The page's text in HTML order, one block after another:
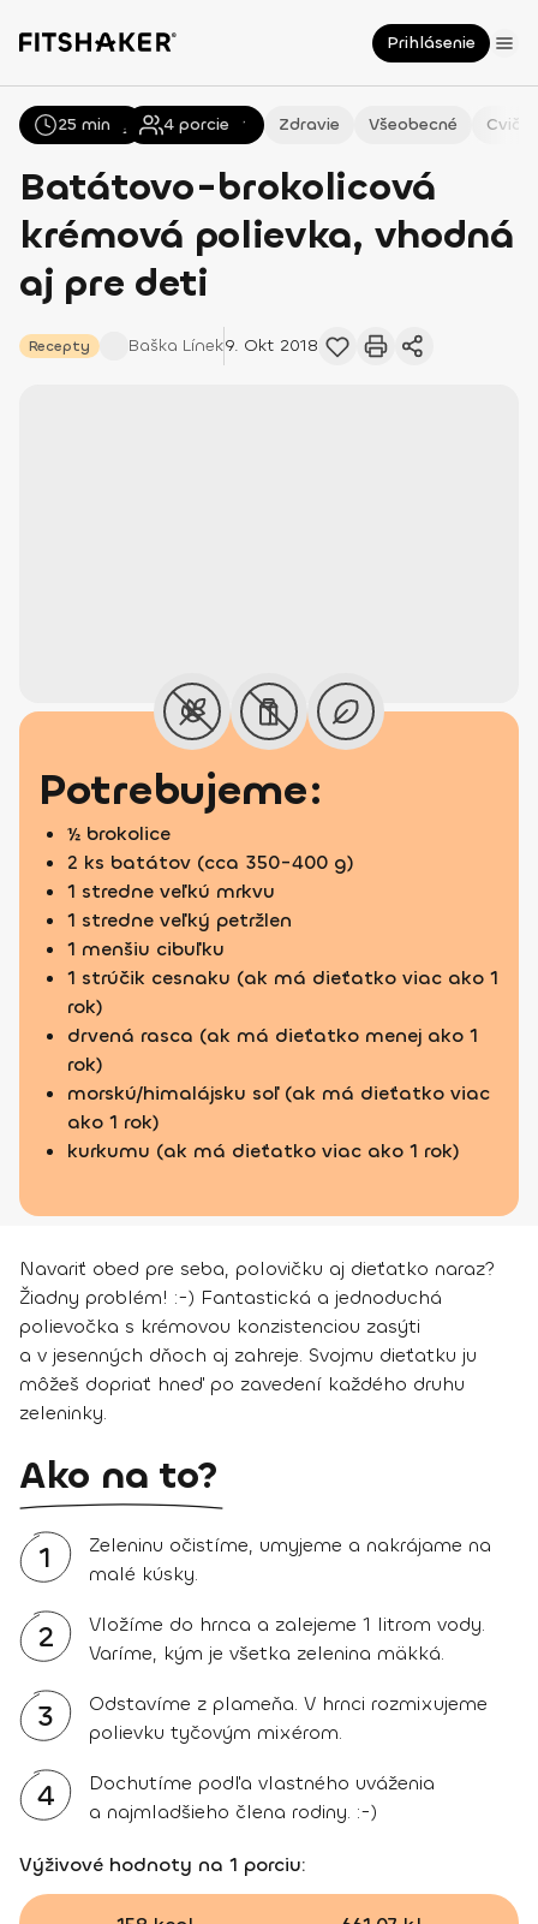
Prihlásenie
Všetky Recepty Zdravie Všeobecné
Batátovo-brokolicová
krémová polievka, vhodná
aj pre deti
Recepty Baška Línek9. Okt 2018
25 min 4 porcie
Potrebujeme:
½ brokolice
2 ks batátov (cca 350-400 g)
1 stredne veľkú mrkvu
1 stredne veľký petržlen
1 menšiu cibuľku
1 strúčik cesnaku (ak má dieťatko viac ako 1
rok)
drvená rasca (ak má dieťatko menej ako 1
rok)
morskú/himalájsku soľ (ak má dieťatko viac
ako 1 rok)
kurkumu (ak má dieťatko viac ako 1 rok)
Navariť obed pre seba, polovičku aj dieťatko naraz?
Žiadny problém! :-) Fantastická a jednoduchá
polievočka s krémovou konzistenciou zasýti
a v jesenných dňoch aj zahreje. Svojmu dieťatku ju
môžeš dopriať hneď po zavedení každého druhu
zeleninky.
Ako na to?
1
Zeleninu očistíme, umyjeme a nakrájame na
malé kúsky.
2
Vložíme do hrnca a zalejeme 1 litrom vody.
Varíme, kým je všetka zelenina mäkká.
3
Odstavíme z plameňa. V hrnci rozmixujeme
polievku tyčovým mixérom.
4
Dochutíme podľa vlastného uváženia
a najmladšieho člena rodiny. :-)
Výživové hodnoty na 1 porciu: